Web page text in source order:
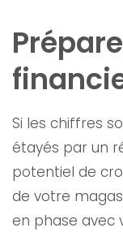
Si les chiffres
étayés par un
potentiel de
de votre
en phase avec